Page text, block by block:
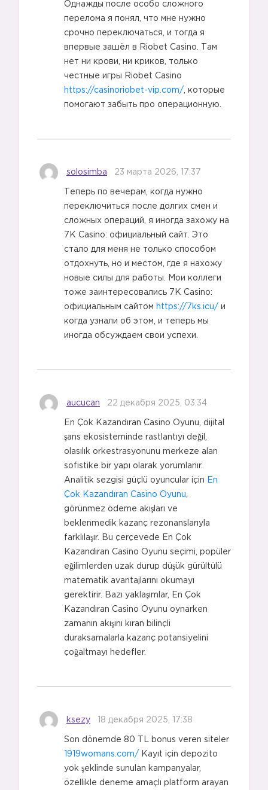
3️⃣
Однажды после особо сложного
перелома я понял, что мне нужно
срочно переключаться, и тогда я
впервые зашёл в Riobet Casino. Там
нет ни крови, ни криков, только
честные игры Riobet Casino
https://casinoriobet-vip.com/ , которые
помогают забыть про операционную.
solosimba 23 марта 2026, 17:37
Теперь по вечерам, когда нужно
переключиться после долгих смен и
сложных операций, я иногда захожу на
7K Casino: официальный сайт. Это
стало для меня не только способом
отдохнуть, но и местом, где я нахожу
новые силы для работы. Мои коллеги
тоже заинтересовались 7K Casino:
официальным сайтом https://7ks.icu/ и
когда узнали об этом, и теперь мы
иногда обсуждаем свои успехи.
aucucan 22 декабря 2025, 03:34
En Çok Kazandıran Casino Oyunu, dijital
şans ekosisteminde rastlantıyı değil,
olasılık orkestrasyonunu merkeze alan
sofistike bir yapı olarak yorumlanır.
Analitik sezgisi güçlü oyuncular için
En
Çok Kazandıran Casino Oyunu
görünmez ödeme akışları ve
beklenmedik kazanç rezonanslarıyla
farklılaşır. Bu çerçevede En Çok
Kazandıran Casino Oyunu seçimi, popüler
eğilimlerden uzak durup düşük gürültülü
matematik avantajlarını okumayı
gerektirir. Bazı yaklaşımlar, En Çok
Kazandıran Casino Oyunu oynarken
zamanın akışını kıran bilinçli
duraksamalarla kazanç potansiyelini
çoğaltmayı hedefler.
ksezy 18 декабря 2025, 17:38
Son dönemde 80 TL bonus veren siteler
1919womans.com/ Kayıt için depozito
yok şeklinde sunulan kampanyalar,
özellikle deneme amaçlı platform arayan